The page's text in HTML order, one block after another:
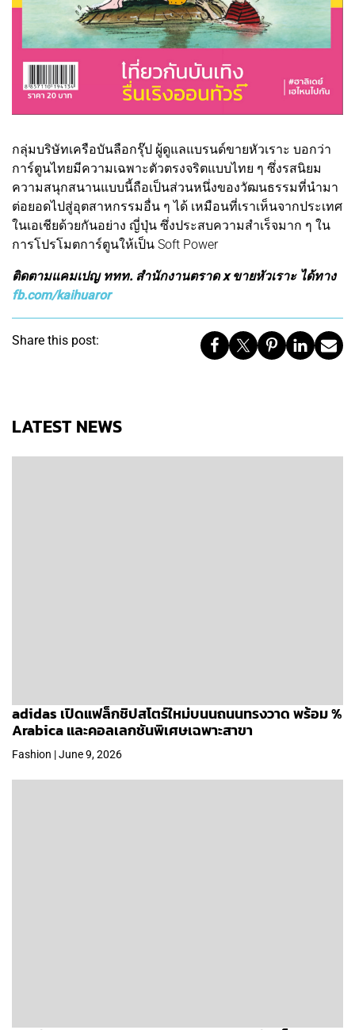
กลุ่มบริษัทเครือบันลือกรุ๊ป ผู้ดูแลแบรนด์ขายหัวเราะ บอกว่า
การ์ตูนไทยมีความเฉพาะตัวตรงจริตแบบไทย ๆ ซึ่งรสนิยม
ความสนุกสนานแบบนี้ถือเป็นส่วนหนึ่งของวัฒนธรรมที่นำมา
ต่อยอดไปสู่อุตสาหกรรมอื่น ๆ ได้ เหมือนที่เราเห็นจากประเทศ
ในเอเชียด้วยกันอย่าง ญี่ปุ่น ซึ่งประสบความสำเร็จมาก ๆ ใน
การโปรโมตการ์ตูนให้เป็น Soft Power
ติดตามแคมเปญ ททท. สำนักงานตราด x ขายหัวเราะ ได้ทาง
fb.com/kaihuaror
Share this post:
LATEST NEWS
adidas เปิดแฟล็กชิปสโตร์ใหม่บนนถนนทรงวาด พร้อม %
Arabica และคอลเลกชันพิเศษเฉพาะสาขา
Fashion | June 9, 2026